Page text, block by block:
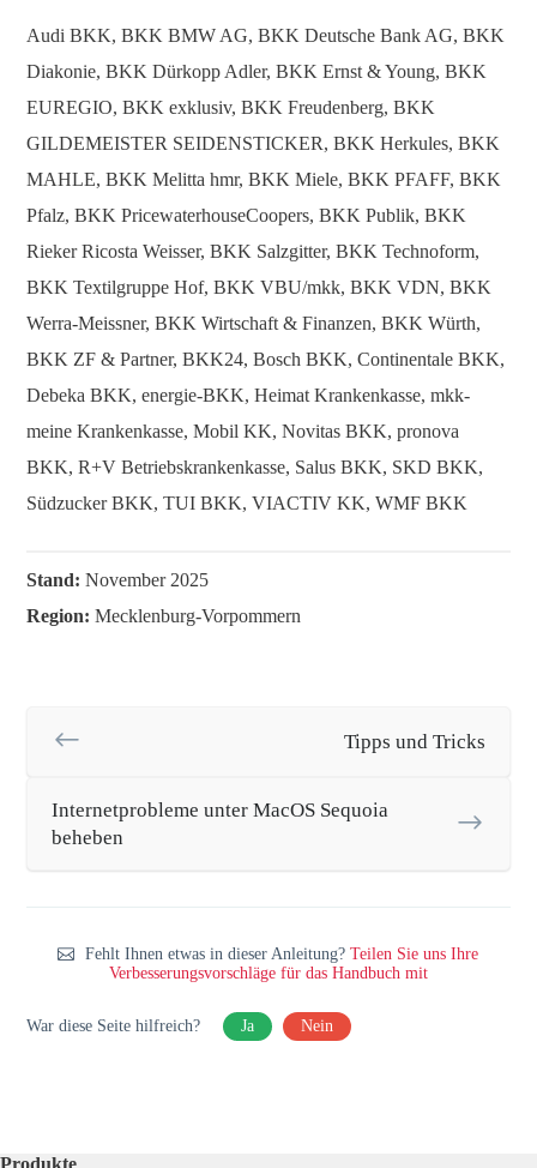
Audi BKK, BKK BMW AG, BKK Deutsche Bank AG, BKK
Diakonie, BKK Dürkopp Adler, BKK Ernst & Young, BKK
EUREGIO, BKK exklusiv, BKK Freudenberg, BKK
GILDEMEISTER SEIDENSTICKER, BKK Herkules, BKK
MAHLE, BKK Melitta hmr, BKK Miele, BKK PFAFF, BKK
Pfalz, BKK PricewaterhouseCoopers, BKK Publik, BKK
Rieker Ricosta Weisser, BKK Salzgitter, BKK Technoform,
BKK Textilgruppe Hof, BKK VBU/mkk, BKK VDN, BKK
Werra-Meissner, BKK Wirtschaft & Finanzen, BKK Würth,
BKK ZF & Partner, BKK24, Bosch BKK, Continentale BKK,
Debeka BKK, energie-BKK, Heimat Krankenkasse, mkk-
meine Krankenkasse, Mobil KK, Novitas BKK, pronova
BKK, R+V Betriebskrankenkasse, Salus BKK, SKD BKK,
Südzucker BKK, TUI BKK, VIACTIV KK, WMF BKK
Stand: November 2025
Region: Mecklenburg-Vorpommern
Tipps und Tricks
Internetprobleme unter MacOS Sequoia
beheben
Fehlt Ihnen etwas in dieser Anleitung?Teilen Sie uns Ihre
Verbesserungsvorschläge für das Handbuch mit
War diese Seite hilfreich? Ja Nein